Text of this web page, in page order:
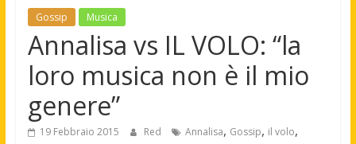
Gossip Musica
Annalisa vs IL VOLO: “la
loro musica non è il mio
genere”
19 Febbraio 2015 Red Annalisa, Gossip, il volo,